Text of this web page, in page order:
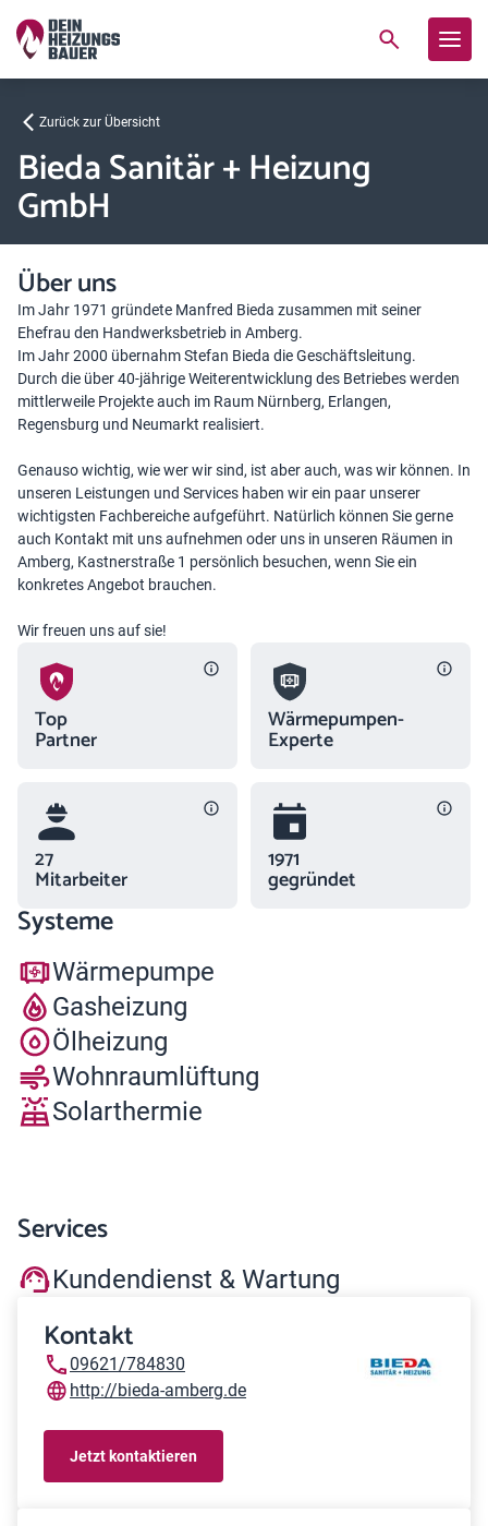
Zurück zur Übersicht
Bieda Sanitär + Heizung
GmbH
Über uns
Im Jahr 1971 gründete Manfred Bieda zusammen mit seiner
Ehefrau den Handwerksbetrieb in Amberg.
Im Jahr 2000 übernahm Stefan Bieda die Geschäftsleitung.
Durch die über 40-jährige Weiterentwicklung des Betriebes werden
mittlerweile Projekte auch im Raum Nürnberg, Erlangen,
Regensburg und Neumarkt realisiert.
Genauso wichtig, wie wer wir sind, ist aber auch, was wir können. In
unseren Leistungen und Services haben wir ein paar unserer
wichtigsten Fachbereiche aufgeführt. Natürlich können Sie gerne
auch Kontakt mit uns aufnehmen oder uns in unseren Räumen in
Amberg, Kastnerstraße 1 persönlich besuchen, wenn Sie ein
konkretes Angebot brauchen.
Wir freuen uns auf sie!
Top
Partner
Wärmepumpen-
Experte
27
Mitarbeiter
1971
gegründet
Systeme
Wärmepumpe
Gasheizung
Ölheizung
Wohnraumlüftung
Solarthermie
Services
Kundendienst & Wartung
Kontakt
09621/784830
http://bieda-amberg.de
Jetzt kontaktieren